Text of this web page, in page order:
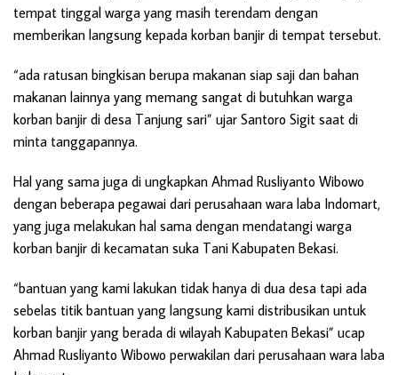
tempat tinggal warga yang masih terendam dengan
memberikan langsung kepada korban banjir di tempat tersebut.
“ada ratusan bingkisan berupa makanan siap saji dan bahan
makanan lainnya yang memang sangat di butuhkan warga
korban banjir di desa Tanjung sari” ujar Santoro Sigit saat di
minta tanggapannya.
Hal yang sama juga di ungkapkan Ahmad Rusliyanto Wibowo
dengan beberapa pegawai dari perusahaan wara laba Indomart,
yang juga melakukan hal sama dengan mendatangi warga
korban banjir di kecamatan suka Tani Kabupaten Bekasi.
“bantuan yang kami lakukan tidak hanya di dua desa tapi ada
sebelas titik bantuan yang langsung kami distribusikan untuk
korban banjir yang berada di wilayah Kabupaten Bekasi” ucap
Ahmad Rusliyanto Wibowo perwakilan dari perusahaan wara laba